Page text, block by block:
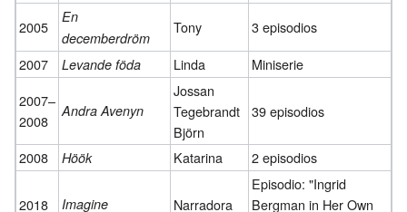
2005
En
decemberdröm
Tony
3 episodios
2007
Levande föda Linda
Miniserie
2007–
2008
Andra Avenyn
Jossan
Tegebrandt
Björn
39 episodios
2008 Höök Katarina 2 episodios
2018 Imagine Narradora
Episodio: "Ingrid
Bergman in Her Own